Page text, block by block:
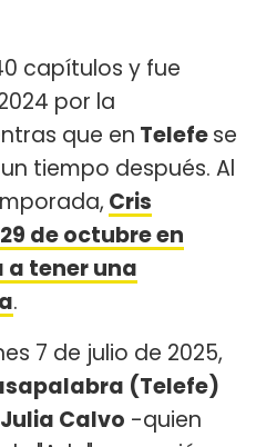
capítulos y fue
por la
que en Telefese
tiempo después. Al
Cris
de octubre en
a tener una
.
7 de julio de 2025,
(Telefe)
Calvo -quien